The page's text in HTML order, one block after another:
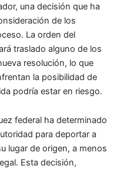
una decisión que ha
de los
La orden del
traslado alguno de los
resolución, lo que
la posibilidad de
podría estar en riesgo.
federal ha determinado
para deportar a
lugar de origen, a menos
Esta decisión,